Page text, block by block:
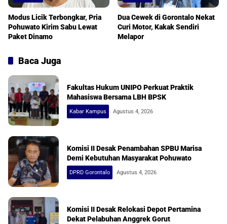
Modus Licik Terbongkar, Pria
Pohuwato Kirim Sabu Lewat
Paket Dinamo
Dua Cewek di Gorontalo Nekat
Curi Motor, Kakak Sendiri
Melapor
Baca Juga
Fakultas Hukum UNIPO Perkuat Praktik
Mahasiswa Bersama LBH BPSK
Kabar Kampus Agustus 4, 2026
Komisi II Desak Penambahan SPBU Marisa
Demi Kebutuhan Masyarakat Pohuwato
DPRD Gorontalo Agustus 4, 2026
Komisi II Desak Relokasi Depot Pertamina
Dekat Pelabuhan Anggrek Gorut